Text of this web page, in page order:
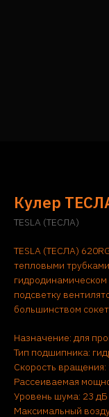
Кулер
TESLA (ТЕСЛА)
TESLA (ТЕСЛА)
тепловыми
подсветку
большинством
Назначение: для
Тип подшипника:
Скорость
Рассеиваемая
Уровень шума: 23 дБ
Максимальный